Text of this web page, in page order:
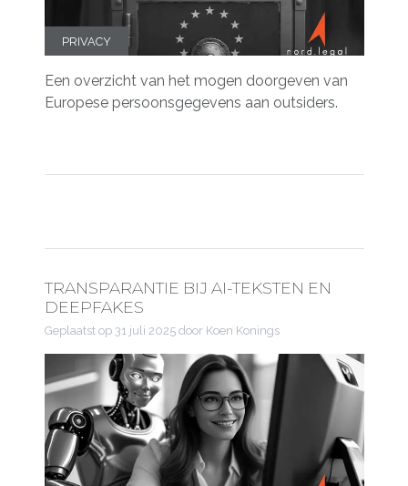
PRIVACY
Een overzicht van het mogen doorgeven van
Europese persoonsgegevens aan outsiders.
TRANSPARANTIE BIJ AI-TEKSTEN EN
DEEPFAKES
Geplaatst op 31 juli 2025door Koen Konings